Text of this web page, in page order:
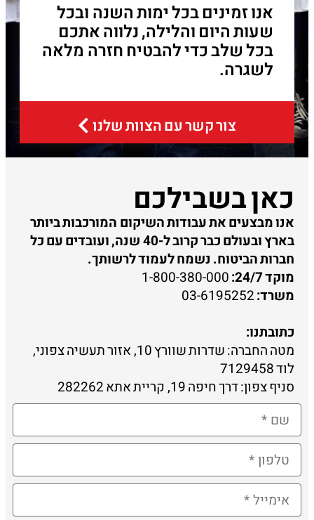
אנו זמינים בכל ימות השנה ובכל
שעות היום והלילה, נלווה אתכם
בכל שלב כדי להבטיח חזרה מלאה
לשגרה.
צור קשר עם הצוות שלנו
כאן בשבילכם
אנו מבצעים את עבודות השיקום המורכבות ביותר
בארץ ובעולם כבר קרוב ל-40 שנה, ועובדים עם כל
חברות הביטוח. נשמח לעמוד לרשותך.
מוקד 24/7:
1-800-380-000
משרד:03-6195252
כתובתנו:
מטה החברה: שדרות שוורץ 10, אזור תעשיה צפוני,
לוד 7129458
סניף צפון: דרך חיפה 19, קריית אתא 282262